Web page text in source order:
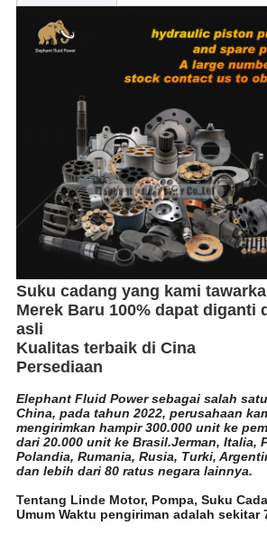
Suku cadang yang kami
Merek Baru 100% dapat diganti
asli
Kualitas terbaik di Cina
Persediaan
Elephant Fluid Power sebagai salah
China, pada tahun 2022, perusahaan
mengirimkan hampir 300.000 unit ke
dari 20.000 unit ke Brasil.Jerman, Italia,
Polandia, Rumania, Rusia, Turki,
dan lebih dari 80 ratus negara lainnya.
Tentang Linde Motor, Pompa, Suku
Umum Waktu pengiriman adalah sekitar